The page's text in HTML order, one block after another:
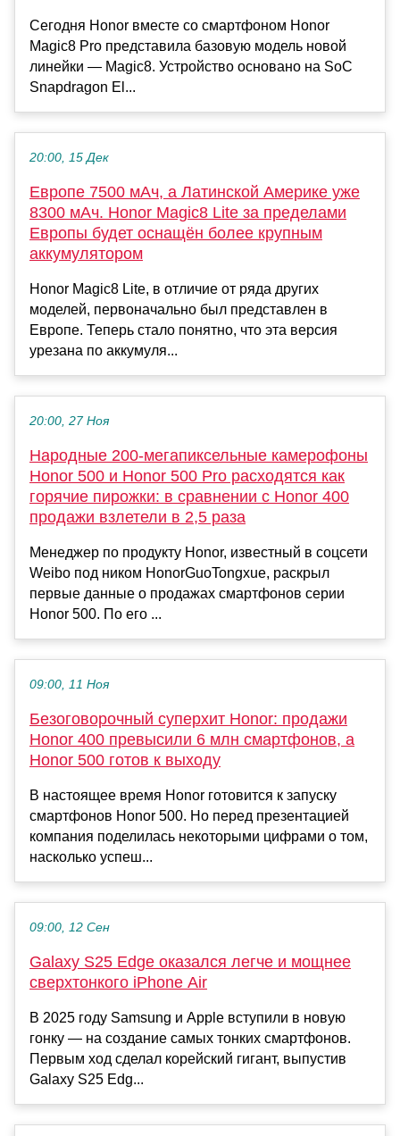
Сегодня Honor вместе со смартфоном Honor
Magic8 Pro представила базовую модель новой
линейки — Magic8. Устройство основано на SoC
Snapdragon El...
20:00, 15 Дек
Европе 7500 мАч, а Латинской Америке уже
8300 мАч. Honor Magic8 Lite за пределами
Европы будет оснащён более крупным
аккумулятором
Honor Magic8 Lite, в отличие от ряда других
моделей, первоначально был представлен в
Европе. Теперь стало понятно, что эта версия
урезана по аккумуля...
20:00, 27 Ноя
Народные 200-мегапиксельные камерофоны
Honor 500 и Honor 500 Pro расходятся как
горячие пирожки: в сравнении с Honor 400
продажи взлетели в 2,5 раза
Менеджер по продукту Honor, известный в соцсети
Weibo под ником HonorGuoTongxue, раскрыл
первые данные о продажах смартфонов серии
Honor 500. По его ...
09:00, 11 Ноя
Безоговорочный суперхит Honor: продажи
Honor 400 превысили 6 млн смартфонов, а
Honor 500 готов к выходу
В настоящее время Honor готовится к запуску
смартфонов Honor 500. Но перед презентацией
компания поделилась некоторыми цифрами о том,
насколько успеш...
09:00, 12 Сен
Galaxy S25 Edge оказался легче и мощнее
сверхтонкого iPhone Air
В 2025 году Samsung и Apple вступили в новую
гонку — на создание самых тонких смартфонов.
Первым ход сделал корейский гигант, выпустив
Galaxy S25 Edg...